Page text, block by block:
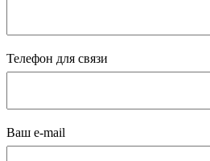
Телефон для связи
Ваш e-mail